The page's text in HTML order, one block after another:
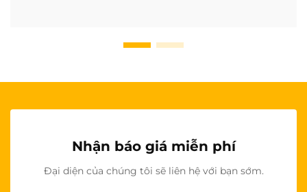
Nhận báo giá miễn phí
Đại diện của chúng tôi sẽ liên hệ với bạn sớm.